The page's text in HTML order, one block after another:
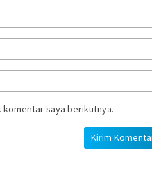
komentar saya berikutnya.